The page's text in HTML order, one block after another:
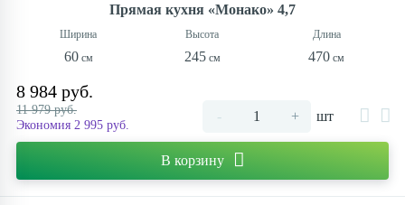
Прямая кухня «Монако» 4,7
60 245 470
8 984 руб.
11 979 руб.
Экономия 2 995 руб.
- + шт
В корзину